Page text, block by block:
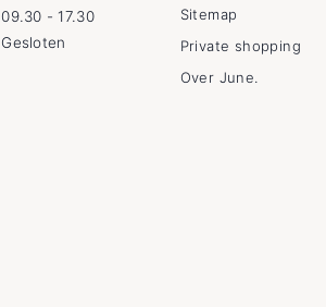
09.30 - 17.30
Gesloten
Sitemap
Private shopping
Over June.